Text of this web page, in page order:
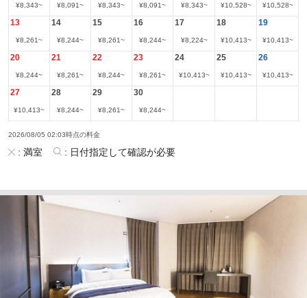
¥8,343~ ¥8,091~ ¥8,343~ ¥8,091~ ¥8,343~ ¥10,528~ ¥10,528~
13
¥8,261~
14
¥8,244~
15
¥8,261~
16
¥8,244~
17
¥8,224~
18
¥10,413~
19
¥10,413~
20
¥8,244~
21
¥8,261~
22
¥8,244~
23
¥8,261~
24
¥10,413~
25
¥10,413~
26
¥10,413~
27
¥10,413~
28
¥8,244~
29
¥8,261~
30
¥8,244~
2026/08/05 02:03時点の料金
: 満室 : 日付指定して確認が必要